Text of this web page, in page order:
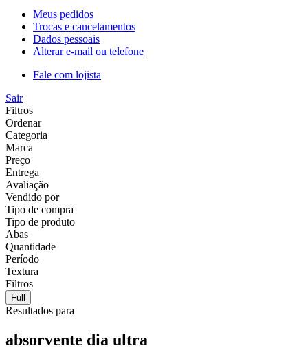
Meus pedidos
Trocas e cancelamentos
Dados pessoais
Alterar e-mail ou telefone
Fale com lojista
Sair
Filtros
Ordenar
Categoria
Marca
Preço
Entrega
Avaliação
Vendido por
Tipo de compra
Tipo de produto
Abas
Quantidade
Período
Textura
Filtros
Full
Resultados para
absorvente dia ultra